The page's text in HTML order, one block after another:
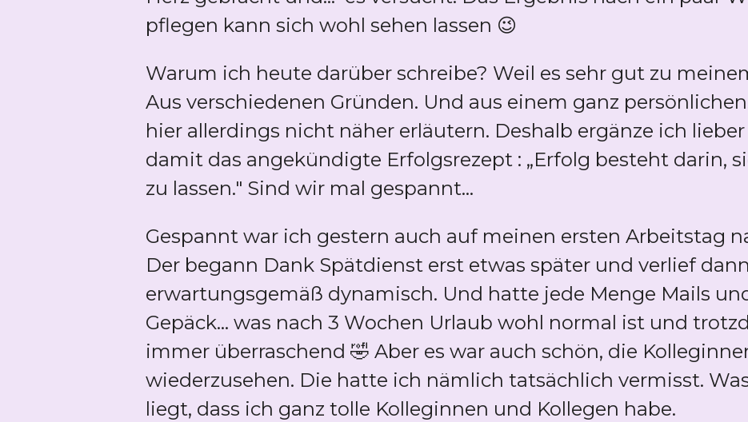
pflegen kann sich wohl sehen lassen 😉
Warum ich heute darüber schreibe? Weil es sehr gut zu
Aus verschiedenen Gründen. Und aus einem ganz
hier allerdings nicht näher erläutern. Deshalb ergänze ich
damit das angekündigte Erfolgsrezept : „Erfolg besteht darin,
zu lassen." Sind wir mal gespannt...
Gespannt war ich gestern auch auf meinen ersten Arbeitstag
Der begann Dank Spätdienst erst etwas später und verlief dann
erwartungsgemäß dynamisch. Und hatte jede Menge Mails
Gepäck... was nach 3 Wochen Urlaub wohl normal ist und
immer überraschend 🤣 Aber es war auch schön, die
wiederzusehen. Die hatte ich nämlich tatsächlich vermisst.
liegt, dass ich ganz tolle Kolleginnen und Kollegen habe.